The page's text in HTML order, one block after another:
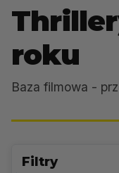
roku
Baza filmowa -
Filtry